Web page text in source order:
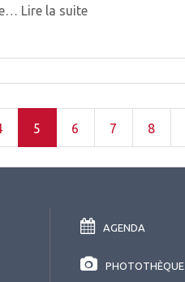
Lire la suite
5 6 7 8
AGENDA
PHOTOTHÈQUE